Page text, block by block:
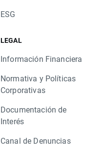
ESG
LEGAL
Información Financiera
Normativa y Políticas
Corporativas
Documentación de
Interés
Canal de Denuncias